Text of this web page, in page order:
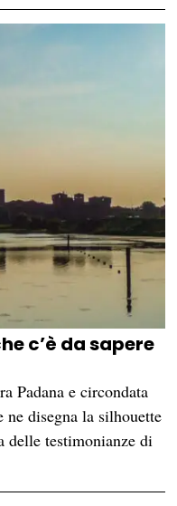
c’è da sapere
Padana e circondata
disegna la silhouette
testimonianze di